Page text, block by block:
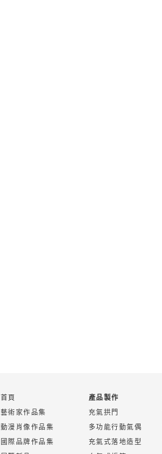
首頁
藝術家作品集
動漫肖像作品集
國際品牌作品集
產品製作
充氣拱門
多功能行動氣偶
充氣式落地造型